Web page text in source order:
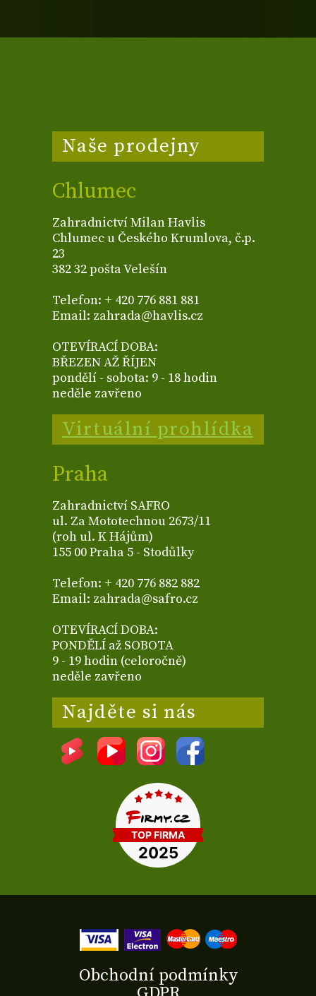
Naše prodejny
Chlumec
Zahradnictví Milan Havlis
Chlumec u Českého Krumlova, č.p.
23
382 32 pošta Velešín
Telefon: + 420 776 881 881
Email: zahrada@havlis.cz
OTEVÍRACÍ DOBA:
BŘEZEN AŽ ŘÍJEN
pondělí - sobota: 9 - 18 hodin
neděle zavřeno
Virtuální prohlídka
Praha
Zahradnictví SAFRO
ul. Za Mototechnou 2673/11
(roh ul. K Hájům)
155 00 Praha 5 - Stodůlky
Telefon: + 420 776 882 882
Email: zahrada@safro.cz
OTEVÍRACÍ DOBA:
PONDĚLÍ až SOBOTA
9 - 19 hodin (celoročně)
neděle zavřeno
Najděte si nás
Obchodní podmínky